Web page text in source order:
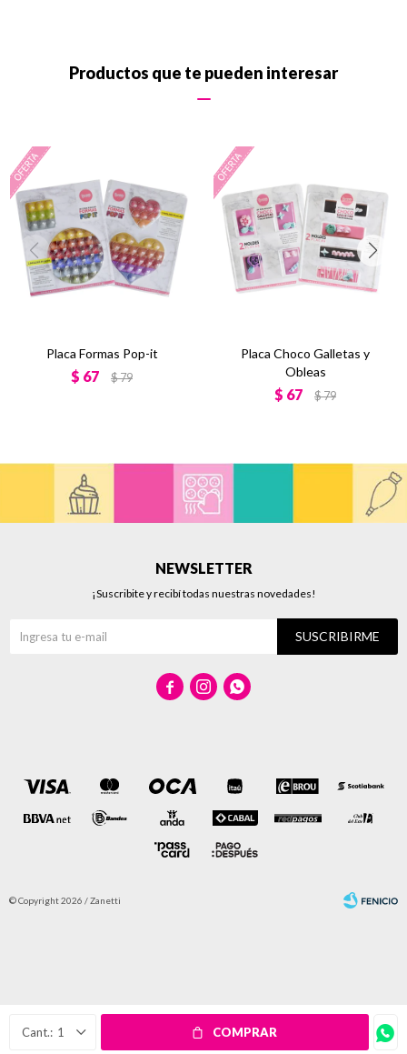
1 COMPRAR
Productos que te pueden interesar
Placa Formas Pop-it
$ 67 $79
Placa Choco Galletas y
Obleas
$ 67 $79
NEWSLETTER
¡Suscribite y recibí todas nuestras novedades!
SUSCRIBIRME
  
© Copyright 2026 / Zanetti